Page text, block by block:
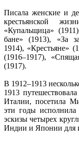
Писала женские и
крестьянской
«Купальщица»
бане» (1913), «За
1914), «Крестьяне»
(1916–1917),
(1917).
В 1912–1913
1913
Италии, посетила
эти годы исполнила
эскизы четырех
Индии и Японии для